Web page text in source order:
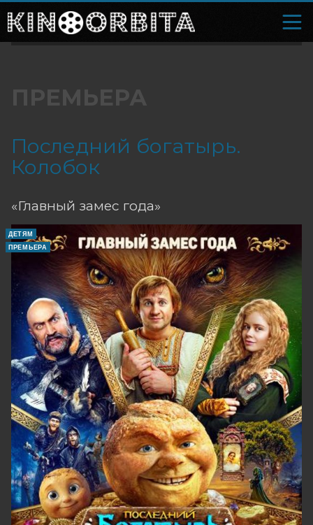
ПРЕМЬЕРА
Последний богатырь.
Колобок
«Главный замес года»
ДЕТЯМ
ПРЕМЬЕРА